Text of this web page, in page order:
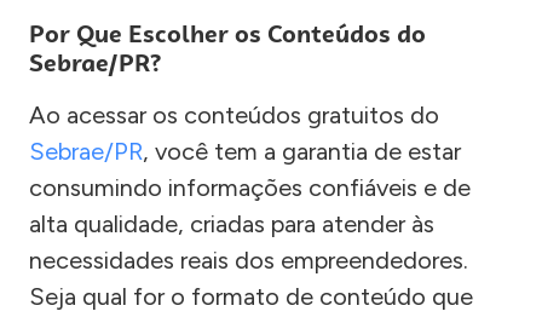
Por Que Escolher os Conteúdos do
Sebrae/PR?
Ao acessar os conteúdos gratuitos do
Sebrae/PR, você tem a garantia de estar
consumindo informações confiáveis e de
alta qualidade, criadas para atender às
necessidades reais dos empreendedores.
Seja qual for o formato de conteúdo que